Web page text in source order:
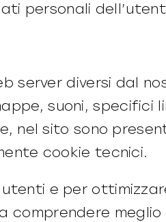
personali
server diversi dal
suoni, specifici
nel sito sono
cookie tecnici.
e per
meglio